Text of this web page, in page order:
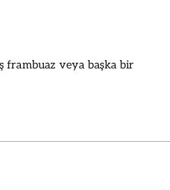
frambuaz veya başka bir